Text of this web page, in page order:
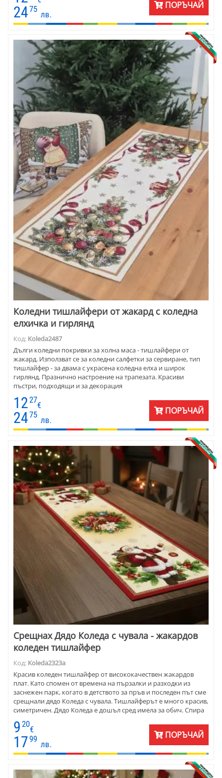
е прекрасен избор както за ежедневна декорация, така и за
празнични вечери. Съчетава се чудесно с всякакъв домашен
текстил и коледни украси. Перфектен за подарък, за
2475
лв.
ПОРЪЧАЙ
Коледни тишлайфери от жакард с коледна
елхичка и гирлянд
Код: Koleda2487
Дълги коледни покривки за холна маса - тишлайфери от
жакард. Използват се за коледни салфетки за сервиране, тип
тишлайфер - за двама с украсена коледна елха и широк
гирлянд. Празнично настроение на трапезата. Красиви
пъстри, подходящи и за декорация
1227
€
2475
лв.
ПОРЪЧАЙ
Срещнах Дядо Коледа с чувала - жакардов
коледен тишлайфер
Код: Koleda2323a
Красив коледен тишлайфер от висококачествен жакардов
плат. Като спомен от времена на пързалки и разходки из
заснежен парк, когато в детството за пръв и последен път сме
срещнали дядо Коледа с чувала. Тишлайферът е много красив,
симетричен. Дядо Коледа е дошъл сред имела за обич. Спира
край малчуганите. Красиво подредени коледни звезди,
звездички - всичко в тъмно червен кант. Тишлайферът е
подходящи за поставяне върху голяма маса самостоятелно
или с едноцветна покривка. Материята е жакард, памук и
полиестер.
9 20
€
1799
лв.
ПОРЪЧАЙ